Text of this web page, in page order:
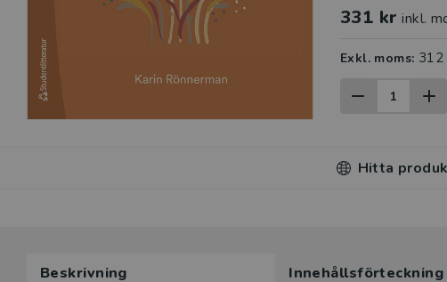
331 kr inkl.
Exkl. moms: 312
Hitta
Beskrivning Innehållsförteckning